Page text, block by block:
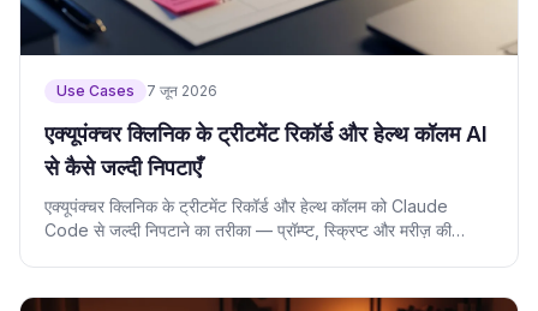
Use Cases 7 जून 2026
एक्यूपंक्चर क्लिनिक के ट्रीटमेंट रिकॉर्ड और हेल्थ कॉलम AI
से कैसे जल्दी निपटाएँ
एक्यूपंक्चर क्लिनिक के ट्रीटमेंट रिकॉर्ड और हेल्थ कॉलम को Claude
Code से जल्दी निपटाने का तरीका — प्रॉम्प्ट, स्क्रिप्ट और मरीज़ की